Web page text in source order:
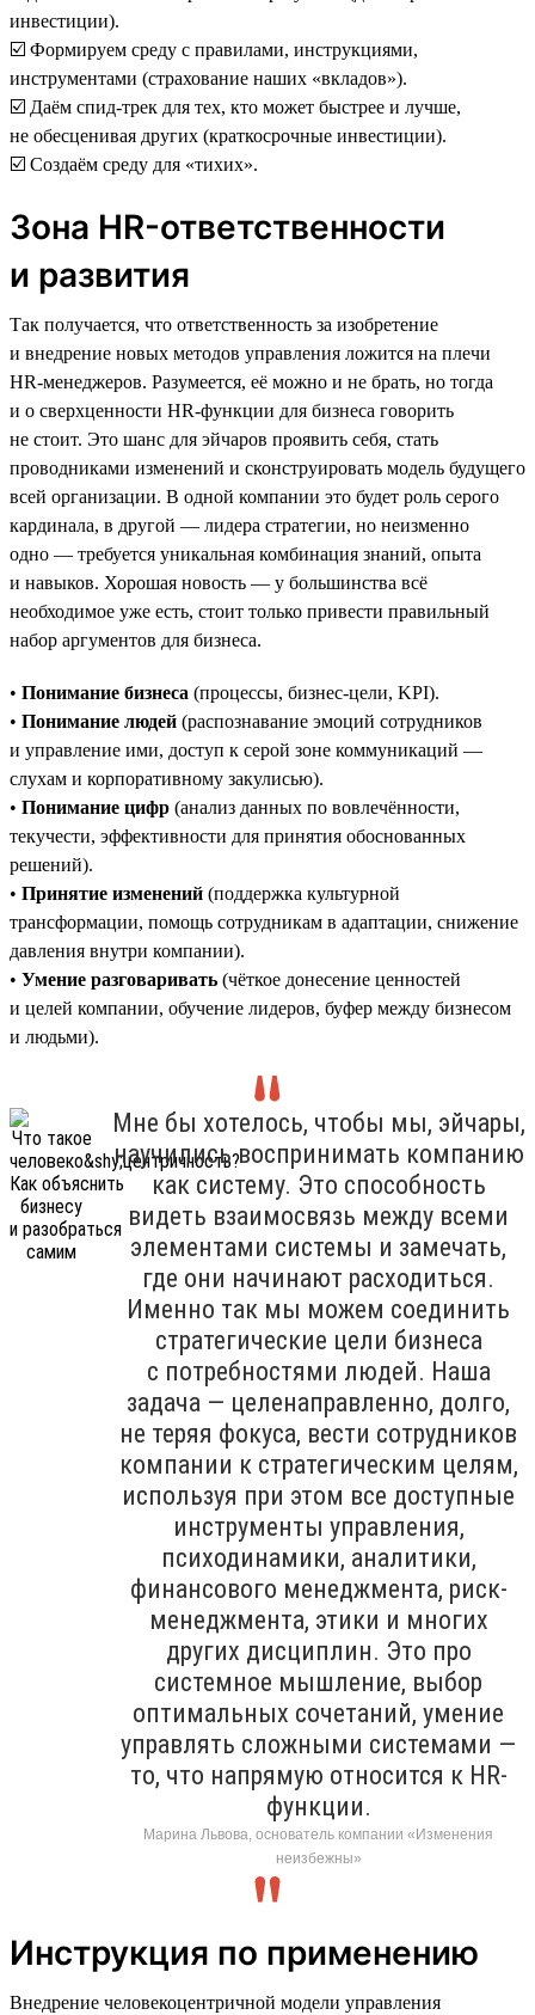
инвестиции).
☑️ Формируем среду с правилами, инструкциями,
инструментами (страхование наших «вкладов»).
☑️ Даём спид-трек для тех, кто может быстрее и лучше,
не обесценивая других (краткосрочные инвестиции).
☑️ Создаём среду для «тихих».
Зона HR-ответственности
и развития
Так получается, что ответственность за изобретение
и внедрение новых методов управления ложится на плечи
HR-менеджеров. Разумеется, её можно и не брать, но тогда
и о сверхценности HR-функции для бизнеса говорить
не стоит. Это шанс для эйчаров проявить себя, стать
проводниками изменений и сконструировать модель будущего
всей организации. В одной компании это будет роль серого
кардинала, в другой — лидера стратегии, но неизменно
одно — требуется уникальная комбинация знаний, опыта
и навыков. Хорошая новость — у большинства всё
необходимое уже есть, стоит только привести правильный
набор аргументов для бизнеса.
• Понимание бизнеса (процессы, бизнес-цели, KPI).
• Понимание людей (распознавание эмоций сотрудников
и управление ими, доступ к серой зоне коммуникаций —
слухам и корпоративному закулисью).
• Понимание цифр (анализ данных по вовлечённости,
текучести, эффективности для принятия обоснованных
решений).
• Принятие изменений (поддержка культурной
трансформации, помощь сотрудникам в адаптации, снижение
давления внутри компании).
• Умение разговаривать (чёткое донесение ценностей
и целей компании, обучение лидеров, буфер между бизнесом
и людьми).
Мне бы хотелось, чтобы мы, эйчары,
научились воспринимать компанию
как систему. Это способность
видеть взаимосвязь между всеми
элементами системы и замечать,
где они начинают расходиться.
Именно так мы можем соединить
стратегические цели бизнеса
с потребностями людей. Наша
задача — целенаправленно, долго,
не теряя фокуса, вести сотрудников
компании к стратегическим целям,
используя при этом все доступные
инструменты управления,
психодинамики, аналитики,
финансового менеджмента, риск-
менеджмента, этики и многих
других дисциплин. Это про
системное мышление, выбор
оптимальных сочетаний, умение
управлять сложными системами —
то, что напрямую относится к HR-
функции.
Марина Львова, основатель компании «Изменения
неизбежны»
Инструкция по применению
Внедрение человекоцентричной модели управления